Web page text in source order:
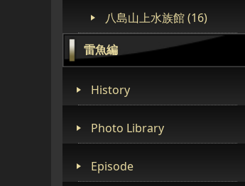
八島山上水族館 (16)
雷魚編
History
Photo Library
Episode